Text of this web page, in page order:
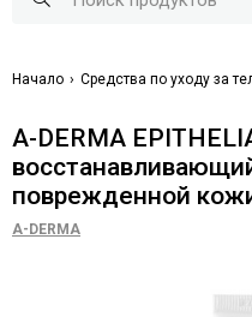
Начало Средства по уходу за
A-DERMA
поврежденной
A-DERMA